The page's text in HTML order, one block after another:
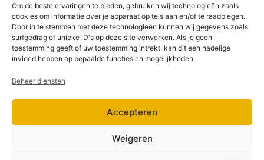
Om de beste ervaringen te bieden, gebruiken wij technologieën zoals
cookies om informatie over je apparaat op te slaan en/of te raadplegen.
Door in te stemmen met deze technologieën kunnen wij gegevens zoals
surfgedrag of unieke ID's op deze site verwerken. Als je geen
toestemming geeft of uw toestemming intrekt, kan dit een nadelige
invloed hebben op bepaalde functies en mogelijkheden.
Beheer diensten
Accepteren
Weigeren
Heeft u een vraag?
Neem dan contact met ons op via telefoon of mail.
Bezorging & betaling